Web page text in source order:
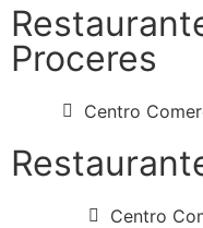
Proceres
Centro
Centro